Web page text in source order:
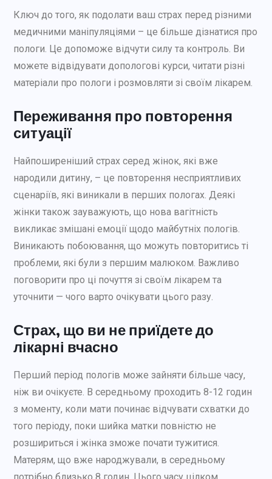
Ключ до того, як подолати ваш страх перед різними
медичними маніпуляціями – це більше дізнатися про
пологи. Це допоможе відчути силу та контроль. Ви
можете відвідувати допологові курси, читати різні
матеріали про пологи і розмовляти зі своїм лікарем.
Переживання про повторення
ситуації
Найпоширеніший страх серед жінок, які вже
народили дитину, – це повторення несприятливих
сценаріїв, які виникали в перших пологах. Деякі
жінки також зауважують, що нова вагітність
викликає змішані емоції щодо майбутніх пологів.
Виникають побоювання, що можуть повторитись ті
проблеми, які були з першим малюком. Важливо
поговорити про ці почуття зі своїм лікарем та
уточнити — чого варто очікувати цього разу.
Страх, що ви не приїдете до
лікарні вчасно
Перший період пологів може зайняти більше часу,
ніж ви очікуєте. В середньому проходить 8-12 годин
з моменту, коли мати починає відчувати схватки до
того періоду, поки шийка матки повністю не
розшириться і жінка зможе почати тужитися.
Матерям, що вже народжували, в середньому